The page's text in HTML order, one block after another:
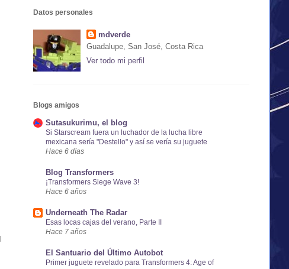
Datos personales
mdverde
Guadalupe, San José, Costa Rica
Ver todo mi perfil
Blogs amigos
Sutasukurimu, el blog
Si Starscream fuera un luchador de la lucha libre
mexicana sería "Destello" y así se vería su juguete
Hace 6 días
Blog Transformers
¡Transformers Siege Wave 3!
Hace 6 años
Underneath The Radar
Esas locas cajas del verano, Parte II
Hace 7 años
El Santuario del Último Autobot
Primer juguete revelado para Transformers 4: Age of